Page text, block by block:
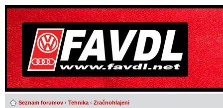
Seznam forumov ‹ Tehnika ‹ Zračnohlajeni